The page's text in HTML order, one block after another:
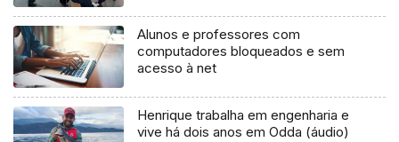
Alunos e professores com
computadores bloqueados e sem
acesso à net
Henrique trabalha em engenharia e
vive há dois anos em Odda (áudio)